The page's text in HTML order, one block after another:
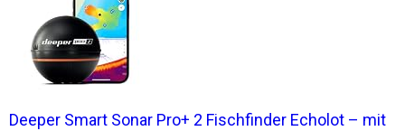
Deeper Smart Sonar Pro+ 2 Fischfinder Echolot – mit